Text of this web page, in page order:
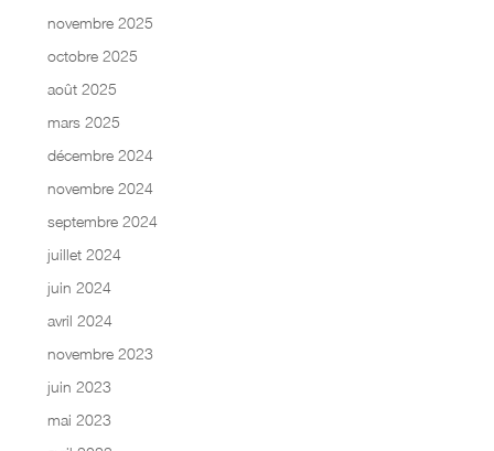
novembre 2025
octobre 2025
août 2025
mars 2025
décembre 2024
novembre 2024
septembre 2024
juillet 2024
juin 2024
avril 2024
novembre 2023
juin 2023
mai 2023